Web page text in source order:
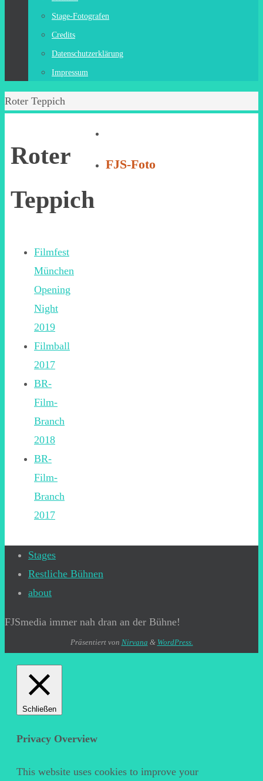
Stage-Fotografen
Credits
Datenschutzerklärung
Impressum
Start
Roter Teppich
Roter
Teppich
Filmfest
München
Opening
Night
2019
Filmball
2017
BR-
Film-
Branch
2018
BR-
Film-
Branch
2017
FJS-Foto
Stages
Restliche Bühnen
about
FJSmedia immer nah dran an der Bühne!
Präsentiert von Nirvana & WordPress.
Schließen
Privacy Overview
This website uses cookies to improve your